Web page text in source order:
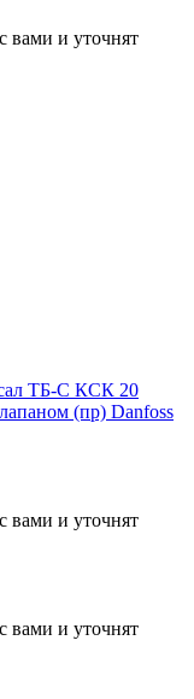
вами и уточнят
ТБ-С КСК 20
(пр) Danfoss
вами и уточнят
вами и уточнят